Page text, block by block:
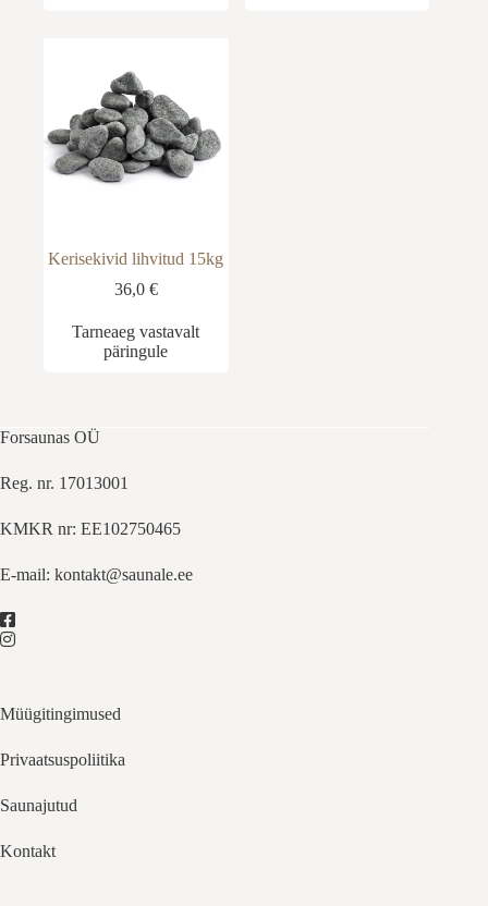
Kerisekivid lihvitud 15kg
36,0 €
Tarneaeg vastavalt
päringule
Forsaunas OÜ
Reg. nr. 17013001
KMKR nr: EE102750465
E-mail: kontakt@saunale.ee
Müügitingimused
Privaatsuspoliitika
Saunajutud
Kontakt